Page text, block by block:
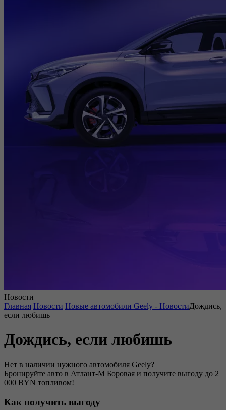
Новости
Главная Новости Новые автомобили Geely - НовостиДождись,
если любишь
Дождись, если любишь
Нет в наличии нужного автомобиля Geely?
Бронируйте авто в Атлант-М Боровая и получите выгоду до 2
000 BYN топливом!
Как получить выгоду